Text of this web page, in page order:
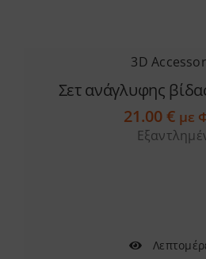
3D
Σετ ανάγλυφης
21.00€ με